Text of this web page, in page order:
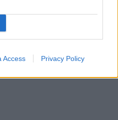
Access Privacy Policy